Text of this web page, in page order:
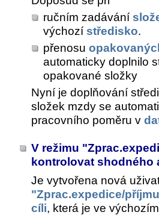
ručním zadávání
výchozí středisko.
přenosu
automaticky doplnilo
opakované složky
Nyní je doplňování
složek mzdy se
pracovního poměru v
V režimu
kontrolovat shodného
Je vytvořena nová
"Zprac.expedice/
cíli, která je ve